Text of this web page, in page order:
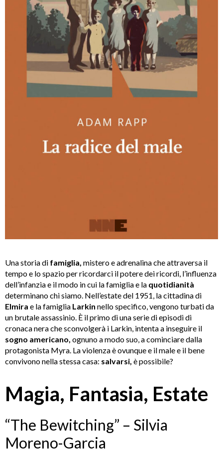
Una storia di famiglia, mistero e adrenalina che attraversa il
tempo e lo spazio per ricordarci il potere dei ricordi, l’influenza
dell’infanzia e il modo in cui la famiglia e la quotidianità
determinano chi siamo. Nell’estate del 1951, la cittadina di
Elmira e la famiglia Larkin nello specifico, vengono turbati da
un brutale assassinio. È il primo di una serie di episodi di
cronaca nera che sconvolgerà i Larkin, intenta a inseguire il
sogno americano, ognuno a modo suo, a cominciare dalla
protagonista Myra. La violenza è ovunque e il male e il bene
convivono nella stessa casa: salvarsi, è possibile?
Magia, Fantasia, Estate
“The Bewitching” – Silvia
Moreno-Garcia